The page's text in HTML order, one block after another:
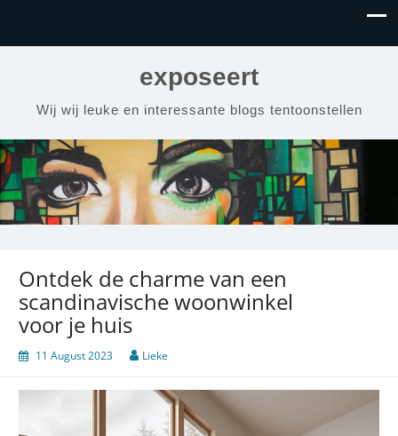
exposeert
Wij wij leuke en interessante blogs tentoonstellen
Ontdek de charme van een
scandinavische woonwinkel
voor je huis
11 August 2023 Lieke